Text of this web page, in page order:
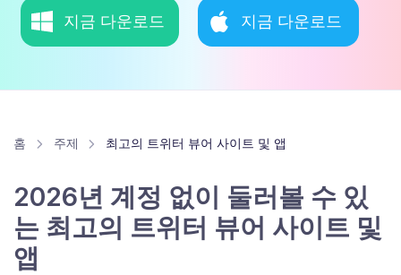
지금 다운로드 지금 다운로드
홈 주제 최고의 트위터 뷰어 사이트 및 앱
2026년 계정 없이 둘러볼 수 있
는 최고의 트위터 뷰어 사이트 및
앱